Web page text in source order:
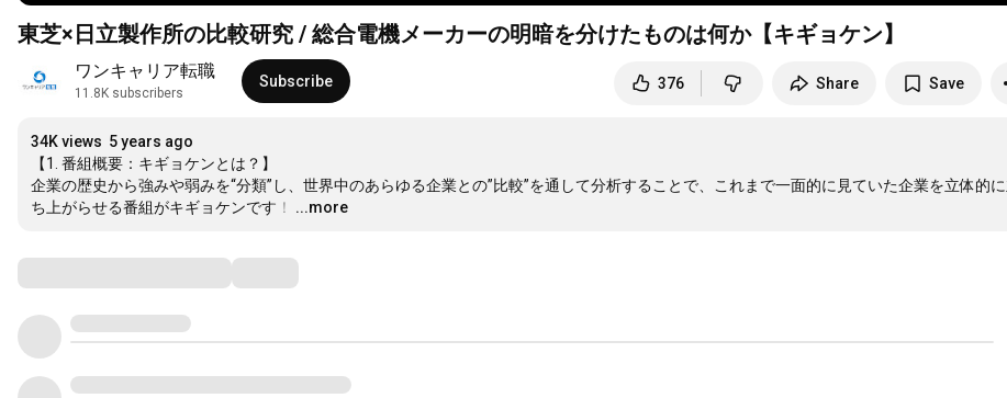
東芝×日立製作所の比較研究 / 総合電機メーカーの明暗を分けたものは何か【キギョケン】
ワンキャリア転職
11.8K subscribers
Subscribe 376 Share Save
34K views 5 years ago
【1. 番組概要：キギョケンとは？】
企業の歴史から強みや弱みを“分類”し、世界中のあらゆる企業との”比較”を通して分析することで、これまで一面的に見ていた企業を立体的
ち上がらせる番組がキギョケンです！
…
...more